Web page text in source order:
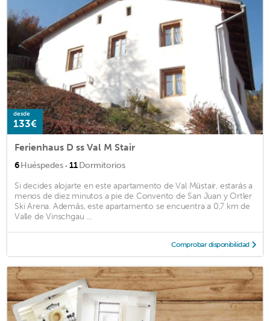
desde
133€
Ferienhaus D ss Val M Stair
6Huéspedes · 11Dormitorios
Si decides alojarte en este apartamento de Val Müstair, estarás a
menos de diez minutos a pie de Convento de San Juan y Ortler
Ski Arena. Además, este apartamento se encuentra a 0,7 km de
Valle de Vinschgau ...
Comprobar disponibilidad